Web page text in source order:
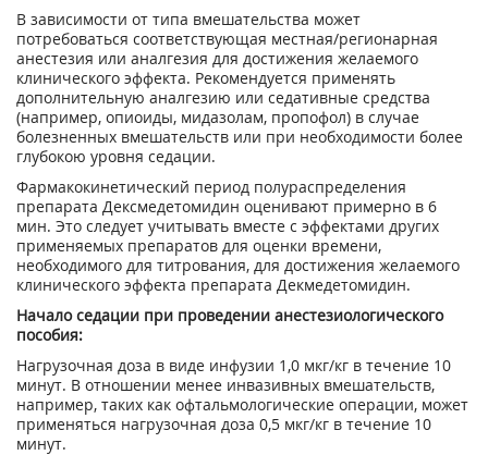
В зависимости от типа вмешательства может
потребоваться соответствующая местная/регионарная
анестезия или аналгезия для достижения желаемого
клинического эффекта. Рекомендуется применять
дополнительную аналгезию или седативные средства
(например, опиоиды, мидазолам, пропофол) в случае
болезненных вмешательств или при необходимости более
глубокою уровня седации.
Фармакокинетический период полураспределения
препарата Дексмедетомидин оценивают примерно в 6
мин. Это следует учитывать вместе с эффектами других
применяемых препаратов для оценки времени,
необходимого для титрования, для достижения желаемого
клинического эффекта препарата Декмедетомидин.
Начало седации при проведении анестезиологического
пособия:
Нагрузочная доза в виде инфузии 1,0 мкг/кг в течение 10
минут. В отношении менее инвазивных вмешательств,
например, таких как офтальмологические операции, может
применяться нагрузочная доза 0,5 мкг/кг в течение 10
минут.